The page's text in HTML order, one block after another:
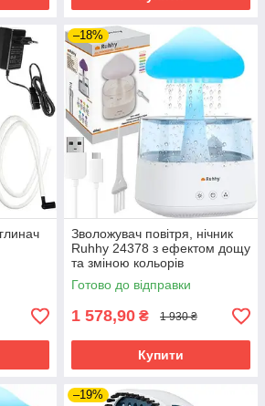
–18%
Зволожувач повітря, нічник
Ruhhy 24378 з ефектом дощу
та зміною кольорів
Готово до відправки
1 578,90 ₴ 1 930 ₴
Купити
–19%